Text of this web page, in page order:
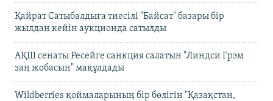
Қайрат Сатыбалдыға тиесілі "Байсат" базары бір
жылдан кейін аукционда сатылды
АҚШ сенаты Ресейге санкция салатын "Линдси Грэм
заң жобасын" мақұлдады
Wildberries қоймаларының бір бөлігін "Қазақстан,